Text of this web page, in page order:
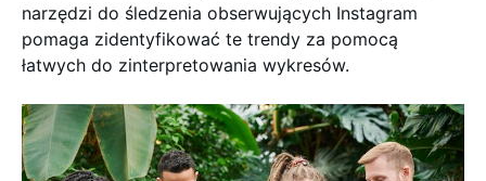
narzędzi do śledzenia obserwujących Instagram
pomaga zidentyfikować te trendy za pomocą
łatwych do zinterpretowania wykresów.